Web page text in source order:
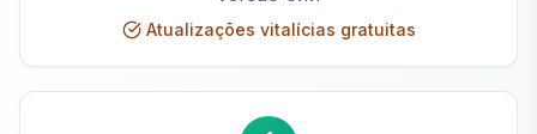
Atualizações vitalícias gratuitas